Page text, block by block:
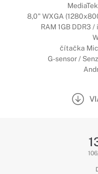
8,0" WXGA
RAM 1GB DDR3
čítačka
G-sensor /